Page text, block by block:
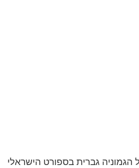
גברית בספורט הישראלי